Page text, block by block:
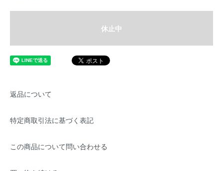
休止中
返品について
特定商取引法に基づく表記
この商品について問い合わせる